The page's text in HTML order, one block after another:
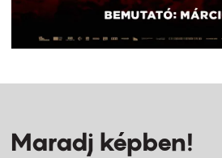
Maradj képben!